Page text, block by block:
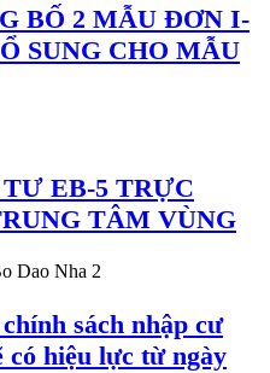
BỐ 2 MẪU ĐƠN I-
SUNG CHO MẪU
EB-5 TRỰC
TÂM VÙNG
sách nhập cư
có hiệu lực từ ngày